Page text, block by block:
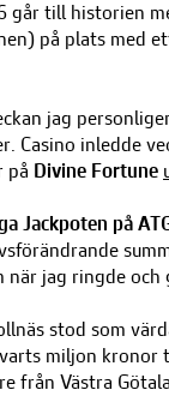
går till historien
på plats med
jag
Casino inledde
på Divine Fortune
Jackpoten på
när jag ringde och
stod som
miljon kronor
från Västra